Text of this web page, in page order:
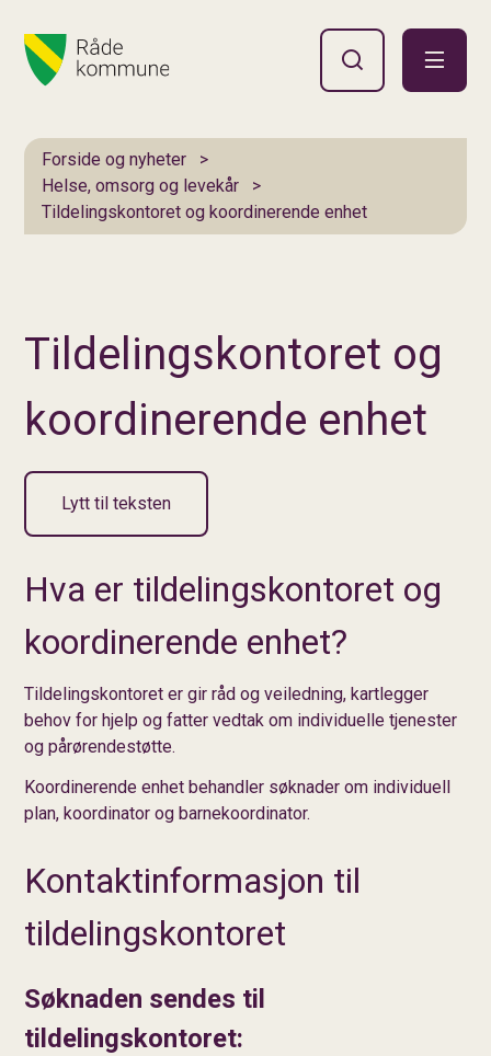
Du er her:
Forside og nyheter
Helse, omsorg og levekår
Tildelingskontoret og koordinerende enhet
Tildelingskontoret og
koordinerende enhet
Lytt til teksten
Hva er tildelingskontoret og
koordinerende enhet?
Tildelingskontoret er gir råd og veiledning, kartlegger
behov for hjelp og fatter vedtak om individuelle tjenester
og pårørendestøtte.
Koordinerende enhet behandler søknader om individuell
plan, koordinator og barnekoordinator.
Kontaktinformasjon til
tildelingskontoret
Søknaden sendes til
tildelingskontoret: